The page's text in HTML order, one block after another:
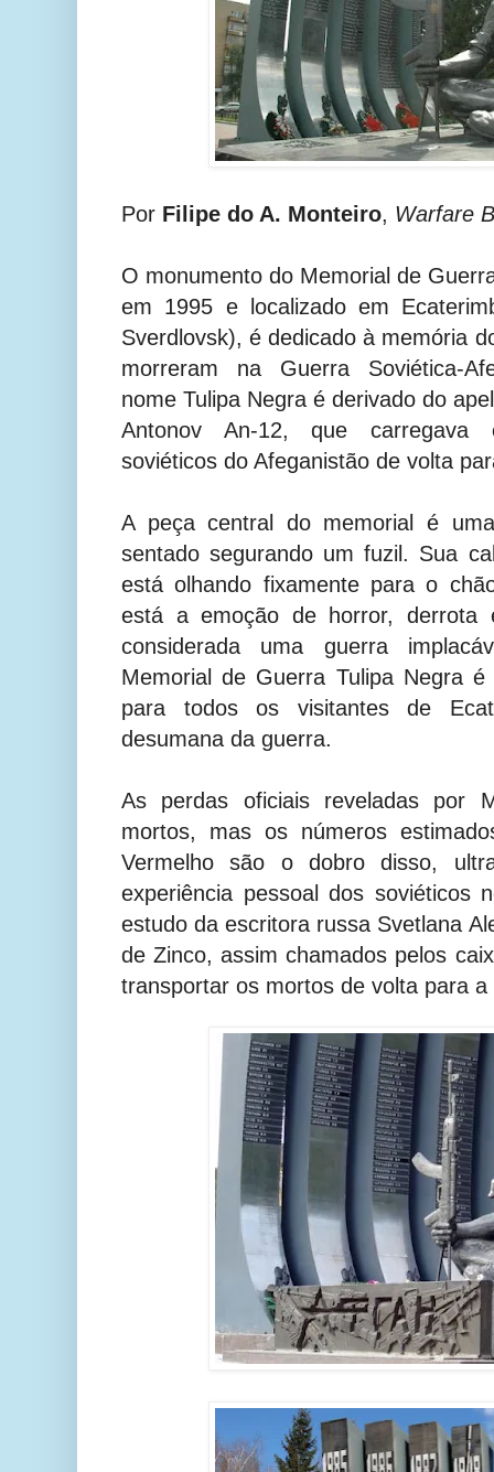
Por Filipe do A. Monteiro, Warfare
O monumento do Memorial de
em 1995 e localizado em
Sverdlovsk), é dedicado à memória
morreram na Guerra Soviética-
nome Tulipa Negra é derivado do
Antonov An-12, que carregava
soviéticos do Afeganistão de volta
A peça central do memorial é
sentado segurando um fuzil. Sua
está olhando fixamente para o
está a emoção de horror, derrota
considerada uma guerra
Memorial de Guerra Tulipa Negra
para todos os visitantes de
desumana da guerra.
As perdas oficiais reveladas por
mortos, mas os números
Vermelho são o dobro disso,
experiência pessoal dos soviéticos
estudo da escritora russa Svetlana
de Zinco, assim chamados pelos
transportar os mortos de volta para a